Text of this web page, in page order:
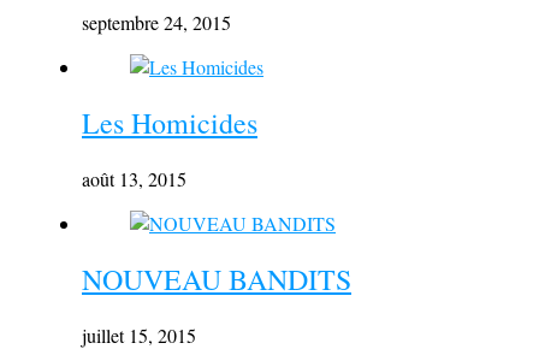
septembre 24, 2015
Les Homicides
août 13, 2015
NOUVEAU BANDITS
juillet 15, 2015